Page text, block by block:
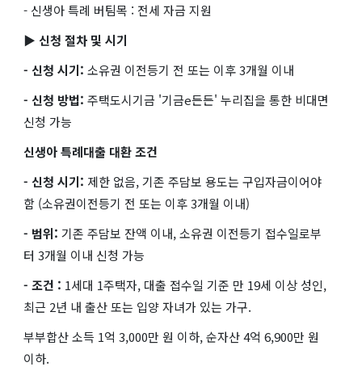
- 신생아 특례 버팀목 : 전세 자금 지원
▶ 신청 절차 및 시기
- 신청 시기: 소유권 이전등기 전 또는 이후 3개월 이내
- 신청 방법: 주택도시기금 '기금e든든' 누리집을 통한 비대면
신청 가능
신생아 특례대출 대환 조건
- 신청 시기: 제한 없음, 기존 주담보 용도는 구입자금이어야
함 (소유권이전등기 전 또는 이후 3개월 이내)
- 범위: 기존 주담보 잔액 이내, 소유권 이전등기 접수일로부
터 3개월 이내 신청 가능
- 조건 : 1세대 1주택자, 대출 접수일 기준 만 19세 이상 성인,
최근 2년 내 출산 또는 입양 자녀가 있는 가구.
부부합산 소득 1억 3,000만 원 이하, 순자산 4억 6,900만 원
이하.